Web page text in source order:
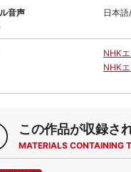
音声 日本
NHK
NHK
この作品が収録さ
MATERIALS CONTAINING